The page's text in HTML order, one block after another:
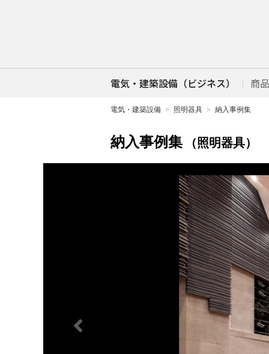
電気・建築設備（ビジネス） 商
電気・建築設備 照明器具 納入事例集
納入事例集 （照明器具）